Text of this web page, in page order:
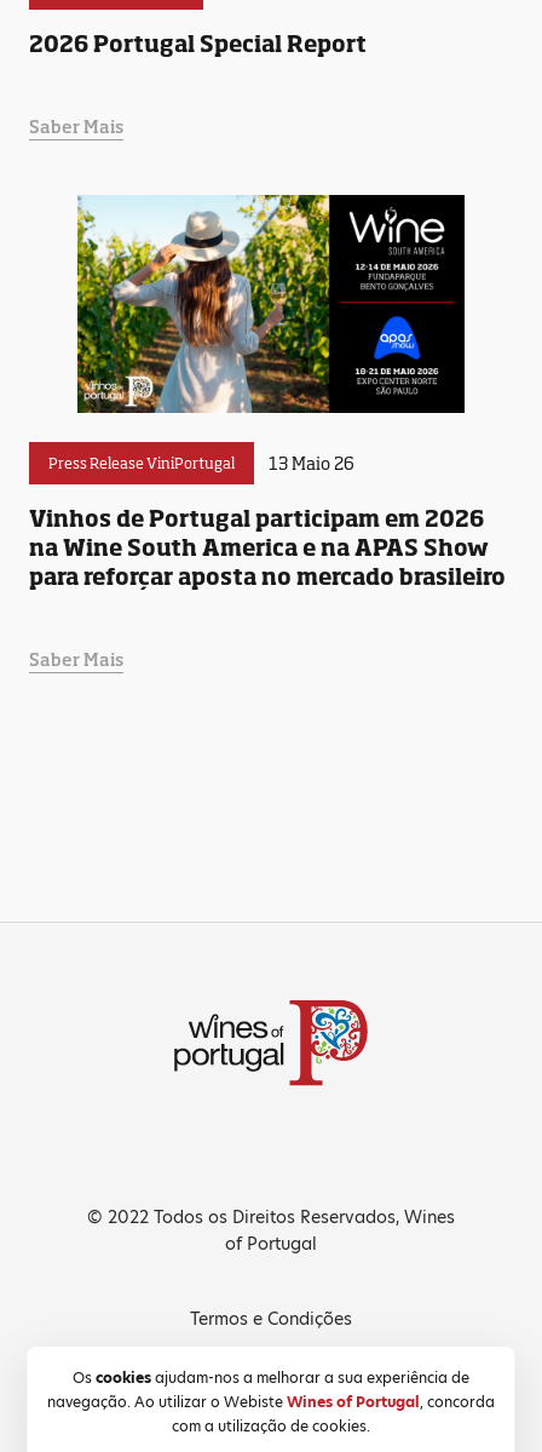
2026 Portugal Special Report
Saber Mais
Press Release ViniPortugal 13 Maio 26
Vinhos de Portugal participam em 2026
na Wine South America e na APAS Show
para reforçar aposta no mercado brasileiro
Saber Mais
Oscookiesajudam-nos a melhorar a sua experiência de
navegação. Ao utilizar o WebisteWines of Portugal, concorda
com a utilização de cookies.
© 2022 Todos os Direitos Reservados, Wines
of Portugal
Termos e Condições
Política de Cookies